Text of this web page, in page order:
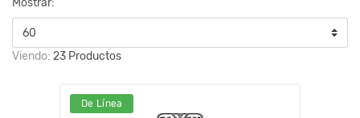
Mostrar:
Viendo: 23 Productos
De Línea